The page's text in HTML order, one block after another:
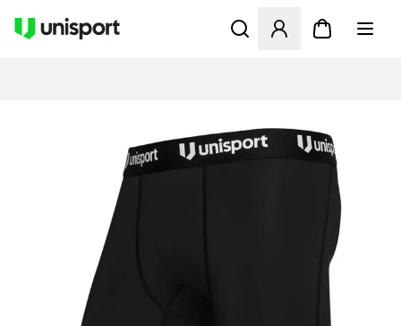
Opent een venster om in